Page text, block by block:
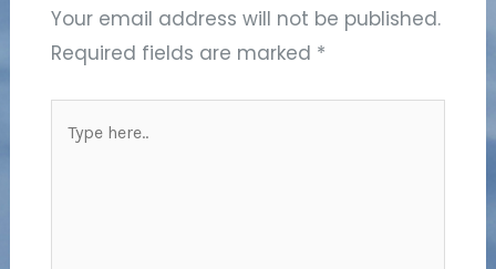
Your email address will not be published.
Required fields are marked *
here..